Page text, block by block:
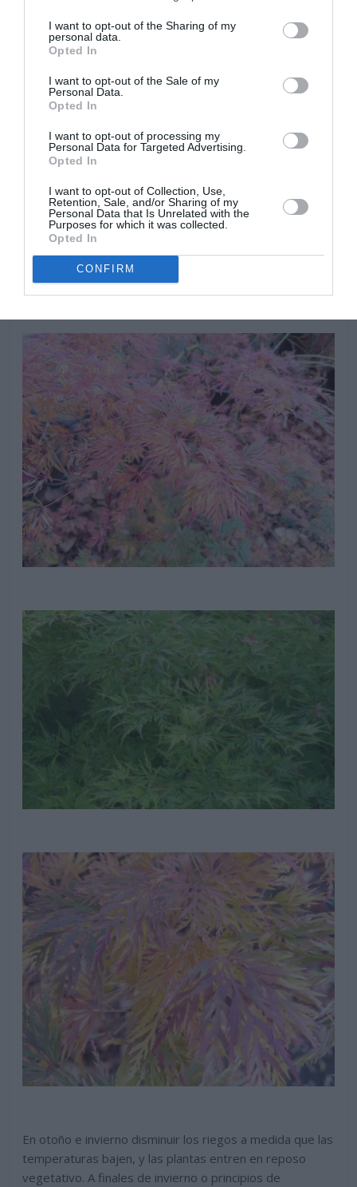
I want to opt-out of the Sharing of my
personal data.
Opted In
I want to opt-out of the Sale of my
Personal Data.
Opted In
I want to opt-out of processing my
Personal Data for Targeted Advertising.
Opted In
I want to opt-out of Collection, Use,
Retention, Sale, and/or Sharing of my
Personal Data that Is Unrelated with the
Purposes for which it was collected.
Opted In
CONFIRM
Pequeñas y delicadas hojas desplegándose a finales
de invierno o principios de primavera.
En otoño e invierno disminuir los riegos a medida que las
temperaturas bajen, y las plantas entren en reposo
vegetativo. A finales de invierno o principios de